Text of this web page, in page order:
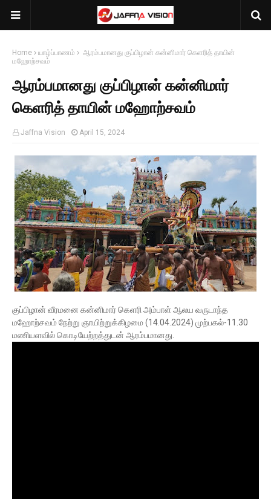
Home யாழ்ப்பாணம்
ஆரம்பமானது குப்பிழான் கன்னிமார் கெளரித் தாயின்
மஹோற்சவம்
ஆரம்பமானது குப்பிழான் கன்னிமார்
கெளரித் தாயின் மஹோற்சவம்
Jaffna Vision April 15, 2024
குப்பிழான் வீரமனை கன்னிமார் கெளரி அம்பாள் ஆலய வருடாந்த
மஹோற்சவம் நேற்று ஞாயிற்றுக்கிழமை (14.04.2024) முற்பகல்-11.30
மணியளவில் கொடியேற்றத்துடன் ஆரம்பமானது.